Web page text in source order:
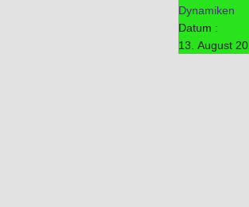
Dynamiken
Datum :
13. August